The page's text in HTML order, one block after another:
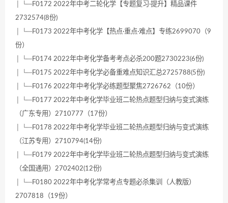
│ └─F0172 2022年中考二轮化学【专题复习·提升】精品课件
2732574(8份)
│ └─F0173 2022年中考化学【热点·重点·难点】专练2699070（9
份）
│ └─F0174 2022年中考化学备考考点必杀200题2730223(6份)
│ └─F0175 2022年中考化学必备重难点知识汇总2725788(5份)
│ └─F0176 2022年中考化学必练题型聚焦2726762（10份）
│ └─F0177 2022年中考化学毕业班二轮热点题型归纳与变式演练
（广东专用）2710777（17份）
│ └─F0178 2022年中考化学毕业班二轮热点题型归纳与变式演练
（江苏专用）2710794(14份)
│ └─F0179 2022年中考化学毕业班二轮热点题型归纳与变式演练
（全国通用）2702402(12份)
│ └─F0180 2022年中考化学常考点专题必杀集训（人教版）
2707818（19份）